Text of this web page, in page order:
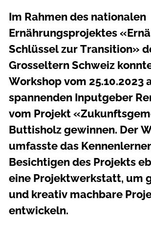
Im Rahmen des nationalen
Ernährungsprojektes
Schlüssel zur Transition»
Grosseltern Schweiz
Workshop vom 25.10.2023
spannenden Inputgeber
vom Projekt
Buttisholz gewinnen. Der
umfasste das
Besichtigen des Projekts
eine Projektwerkstatt, um
und kreativ machbare
entwickeln.